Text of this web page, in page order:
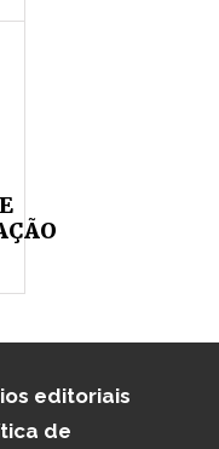
editoriais
de